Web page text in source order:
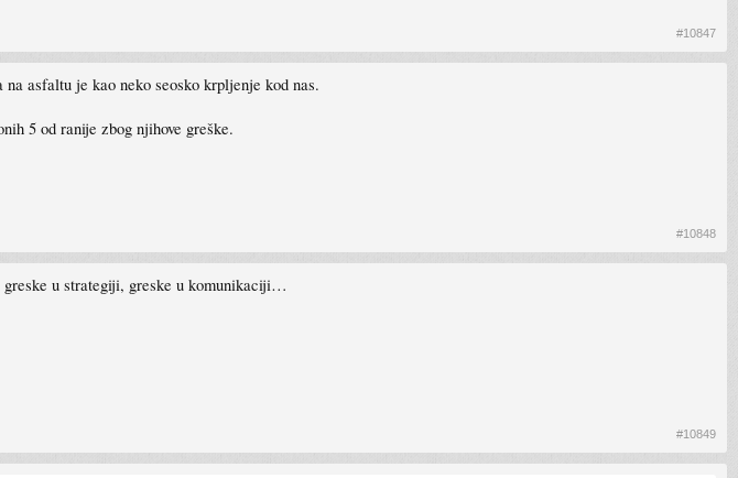
#10847
asfaltu je kao neko seosko krpljenje kod nas.
5 od ranije zbog njihove greške.
#10848
u strategiji, greske u komunikaciji…
#10849